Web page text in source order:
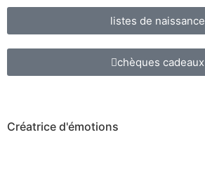
listes de naissance
chèques cadeaux
Créatrice d'émotions